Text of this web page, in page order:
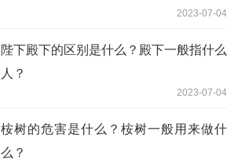
2023-07-04
陛下殿下的区别是什么？殿下一般指什么
人？
2023-07-04
桉树的危害是什么？桉树一般用来做什
么？